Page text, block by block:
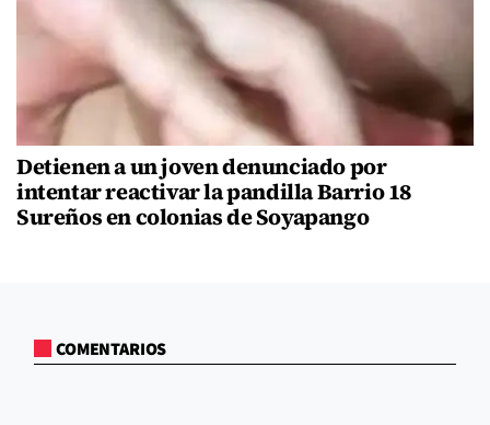
Detienen a un joven denunciado por
intentar reactivar la pandilla Barrio 18
Sureños en colonias de Soyapango
COMENTARIOS